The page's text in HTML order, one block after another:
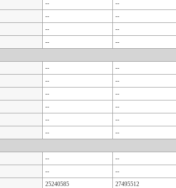
-- --
-- --
-- --
-- --
-- --
-- --
-- --
-- --
-- --
-- --
-- --
-- --
25240585 27495512